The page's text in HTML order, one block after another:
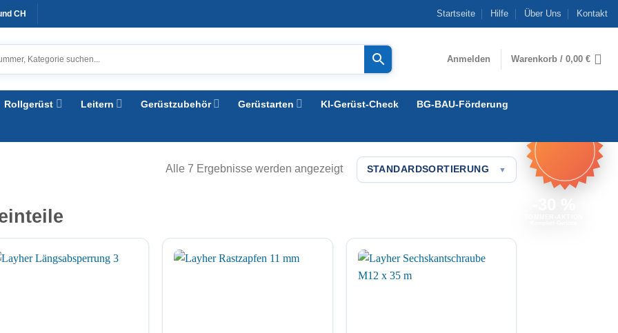
CH Startseite Hilfe Über Uns Kontakt
Anmelden Warenkorb / 0,00 €
Rollgerüst Leitern Gerüstzubehör Gerüstarten KI-Gerüst-Check BG-BAU-Förderung
Alle 7 Ergebnisse werden angezeigt STANDARDSORTIERUNG ▼